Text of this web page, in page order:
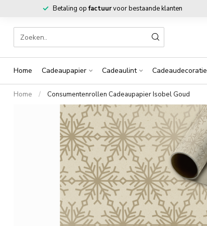
Betaling opfactuurvoor bestaande klanten
Home Cadeaupapier Cadeaulint Cadeaudecoratie
Home / Consumentenrollen Cadeaupapier Isobel Goud